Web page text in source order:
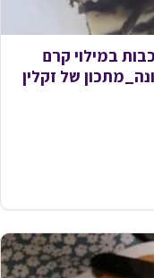
במילוי קרם
של זקלין